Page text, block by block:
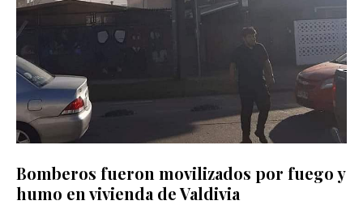
Bomberos fueron movilizados por fuego y
humo en vivienda de Valdivia